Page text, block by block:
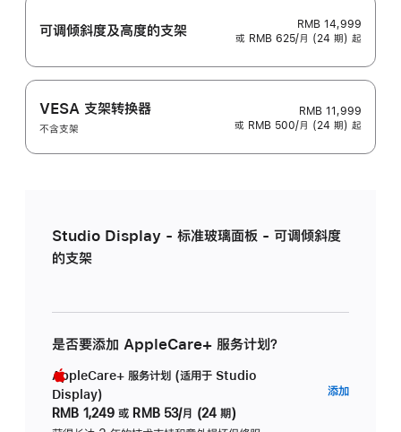
可调倾斜度及高‍度的支‍架
RMB 14,999
或 RMB 625/月 (24 期) 起
VESA 支架转换器
不含支架
RMB 11,999
或 RMB 500/月 (24 期) 起
Studio Display - 标准玻璃面板 - 可调倾斜度
的支架
是否要添加 AppleCare+ 服务计划？
AppleCare+ 服务计划 (适用于 Studio
Display)
RMB 1,249 或 RMB 53/月 (24 期)
添加